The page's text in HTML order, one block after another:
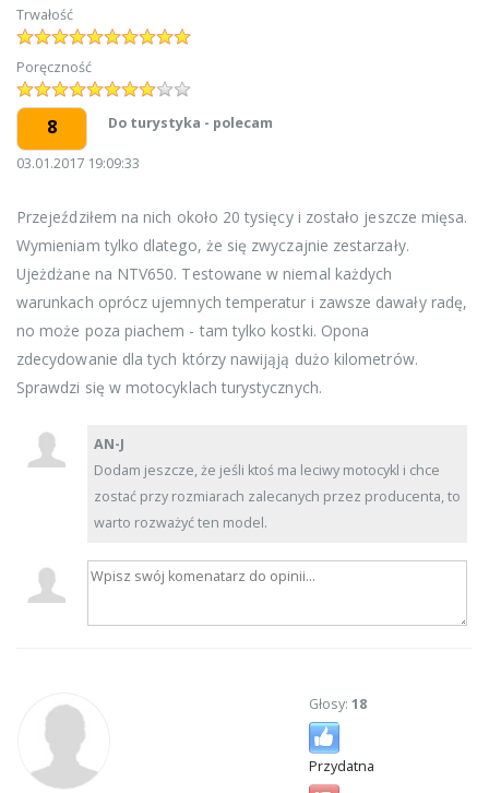
Trwałość
Poręczność
8 Do turystyka - polecam
03.01.2017 19:09:33
Przejeździłem na nich około 20 tysięcy i zostało jeszcze mięsa.
Wymieniam tylko dlatego, że się zwyczajnie zestarzały.
Ujeżdżane na NTV650. Testowane w niemal każdych
warunkach oprócz ujemnych temperatur i zawsze dawały radę,
no może poza piachem - tam tylko kostki. Opona
zdecydowanie dla tych którzy nawijąją dużo kilometrów.
Sprawdzi się w motocyklach turystycznych.
AN-J
Dodam jeszcze, że jeśli ktoś ma leciwy motocykl i chce
zostać przy rozmiarach zalecanych przez producenta, to
warto rozważyć ten model.
Głosy: 18
Przydatna